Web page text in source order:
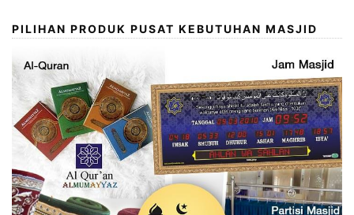
PILIHAN PRODUK PUSAT KEBUTUHAN MASJID